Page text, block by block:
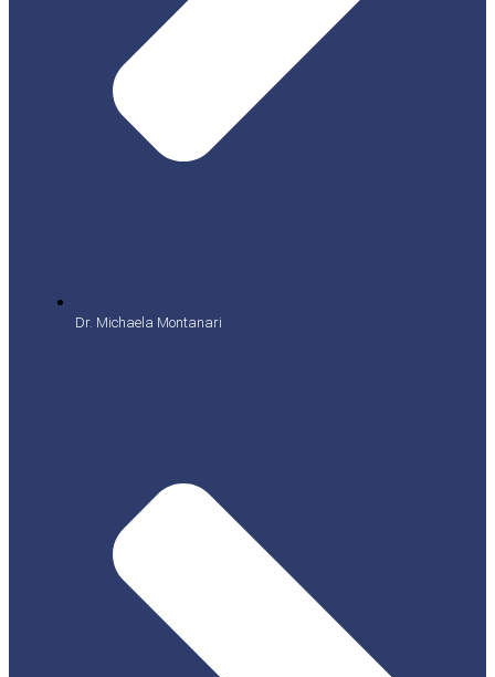
Dr. Michaela Montanari